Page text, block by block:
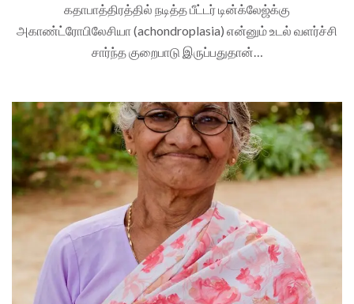
கதாபாத்திரத்தில் நடித்த பீட்டர் டின்க்லேஜ்க்கு
அகாண்ட்ரோபிலேசியா (achondroplasia) என்னும் உடல் வளர்ச்சி
சார்ந்த குறைபாடு இருப்பதுதான்…